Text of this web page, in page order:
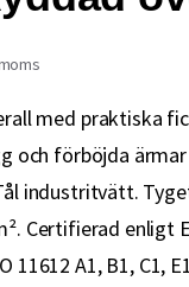
med praktiska
och förböjda
industritvätt.
Certifierad enligt
11612 A1, B1, C1,